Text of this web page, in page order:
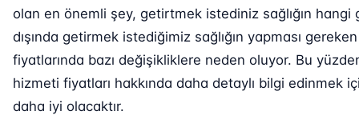
olan en önemli şey, getirtmek istediniz sağlığın
dışında getirmek istediğimiz sağlığın yapması
fiyatlarında bazı değişikliklere neden oluyor. Bu
hizmeti fiyatları hakkında daha detaylı bilgi edinmek
daha iyi olacaktır.